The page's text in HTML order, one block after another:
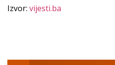
Izvor: vijesti.ba